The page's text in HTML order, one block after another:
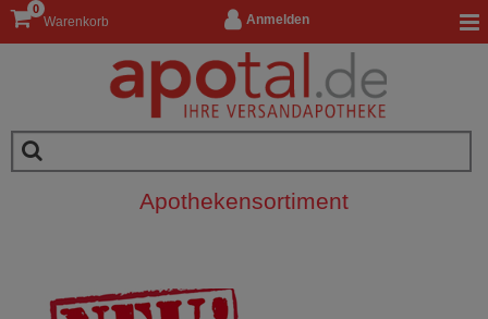
Anmelden
Warenkorb
0
Apothekensortiment